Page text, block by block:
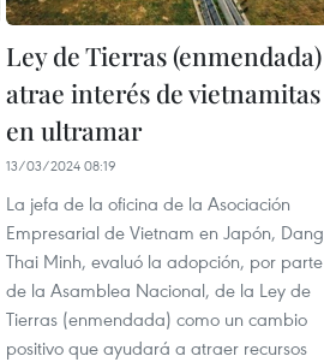
Ley de Tierras (enmendada)
atrae interés de vietnamitas
en ultramar
13/03/2024 08:19
La jefa de la oficina de la Asociación
Empresarial de Vietnam en Japón, Dang
Thai Minh, evaluó la adopción, por parte
de la Asamblea Nacional, de la Ley de
Tierras (enmendada) como un cambio
positivo que ayudará a atraer recursos